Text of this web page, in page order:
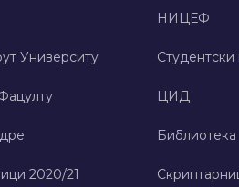
Университy
2020/21
НИЦЕФ
Студентски
ЦИД
Библиотека